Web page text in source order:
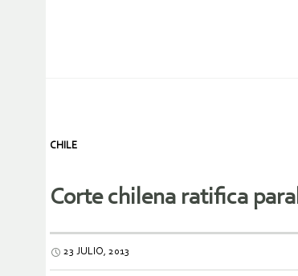
CHILE
Corte chilena ratifica
23 JULIO, 2013